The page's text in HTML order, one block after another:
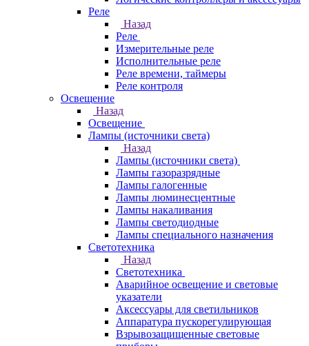
Реле
Назад
Реле
Измерительные реле
Исполнительные реле
Реле времени, таймеры
Реле контроля
Освещение
Назад
Освещение
Лампы (источники света)
Назад
Лампы (источники света)
Лампы газоразрядные
Лампы галогенные
Лампы люминесцентные
Лампы накаливания
Лампы светодиодные
Лампы специального назначения
Светотехника
Назад
Светотехника
Аварийное освещение и световые
указатели
Аксессуары для светильников
Аппаратура пускорегулирующая
Взрывозащищенные световые